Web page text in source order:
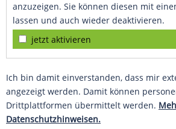
anzuzeigen. Sie können diesen mit
lassen und auch wieder deaktivieren.
jetzt aktivieren
Ich bin damit einverstanden, dass mir
angezeigt werden. Damit können
Drittplattformen übermittelt werden.
Datenschutzhinweisen.